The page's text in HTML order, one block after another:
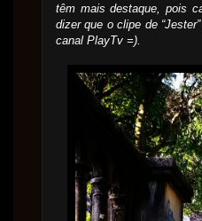
têm mais destaque, pois
dizer que o clipe de
canal PlayTv =).